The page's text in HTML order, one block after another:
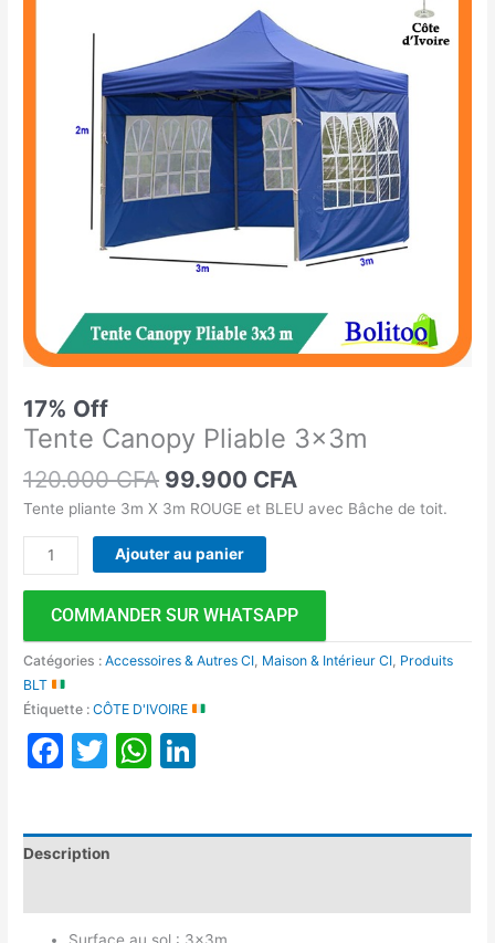
17% Off
Tente Canopy Pliable 3x3m
120.000CFA
120.000 CFA.
99.900 CFA
99.900 CFA.
Tente pliante 3m X 3m ROUGE et BLEU avec Bâche de toit.
Ajouter au panier
COMMANDER SUR WHATSAPP
Catégories :Accessoires & Autres CI Maison & Intérieur CI Produits
BLT
Étiquette :CÔTE D'IVOIRE
Facebook
TwitterWhatsApp
Description